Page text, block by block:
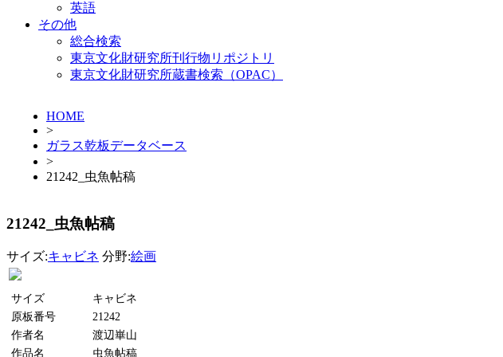
英語
その他
総合検索
東京文化財研究所刊行物リポジトリ
東京文化財研究所蔵書検索（OPAC）
HOME
>
ガラス乾板データベース
>
21242_虫魚帖稿
21242_虫魚帖稿
サイズ:キャビネ 分野:絵画
サイズ
キャビネ
原板番号
21242
作者名
渡辺崋山
作品名
虫魚帖稿